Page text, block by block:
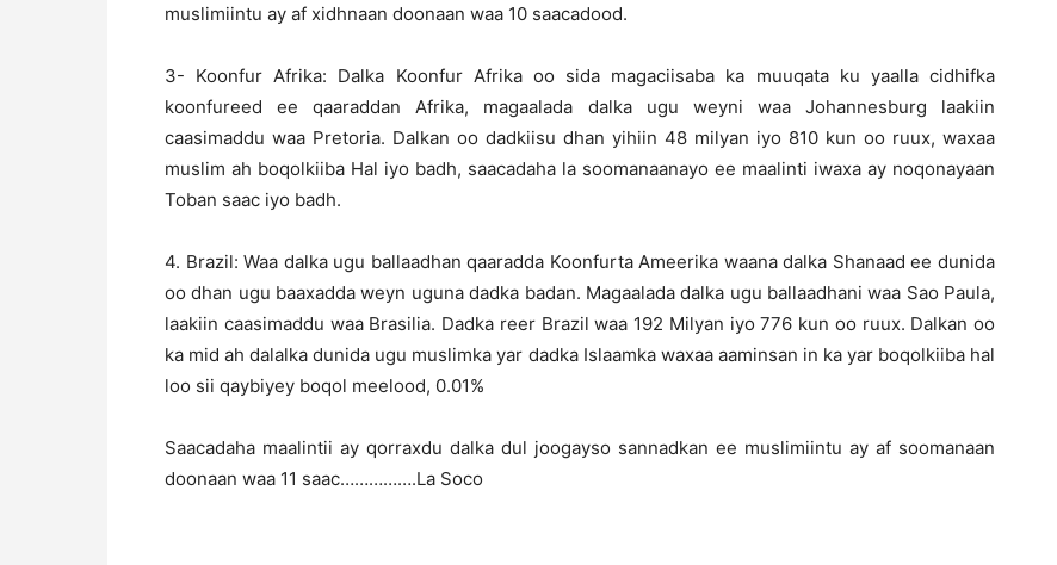
muslimiintu ay af xidhnaan doonaan waa 10 saacadood.
3- Koonfur Afrika: Dalka Koonfur Afrika oo sida magaciisaba ka muuqata ku yaalla cidhifka
koonfureed ee qaaraddan Afrika, magaalada dalka ugu weyni waa Johannesburg laakiin
caasimaddu waa Pretoria. Dalkan oo dadkiisu dhan yihiin 48 milyan iyo 810 kun oo ruux, waxaa
muslim ah boqolkiiba Hal iyo badh, saacadaha la soomanaanayo ee maalinti iwaxa ay noqonayaan
Toban saac iyo badh.
4. Brazil: Waa dalka ugu ballaadhan qaaradda Koonfurta Ameerika waana dalka Shanaad ee dunida
oo dhan ugu baaxadda weyn uguna dadka badan. Magaalada dalka ugu ballaadhani waa Sao Paula,
laakiin caasimaddu waa Brasilia. Dadka reer Brazil waa 192 Milyan iyo 776 kun oo ruux. Dalkan oo
ka mid ah dalalka dunida ugu muslimka yar dadka Islaamka waxaa aaminsan in ka yar boqolkiiba hal
loo sii qaybiyey boqol meelood, 0.01%
Saacadaha maalintii ay qorraxdu dalka dul joogayso sannadkan ee muslimiintu ay af soomanaan
doonaan waa 11 saac…………….La Soco